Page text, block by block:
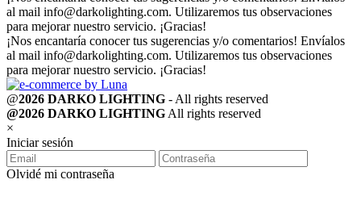
al mail info@darkolighting.com. Utilizaremos tus observaciones
para mejorar nuestro servicio. ¡Gracias!
¡Nos encantaría conocer tus sugerencias y/o comentarios! Envíalos
al mail info@darkolighting.com. Utilizaremos tus observaciones
para mejorar nuestro servicio. ¡Gracias!
@2026 DARKO LIGHTING - All rights reserved
@2026 DARKO LIGHTING All rights reserved
×
Iniciar sesión
Olvidé mi contraseña